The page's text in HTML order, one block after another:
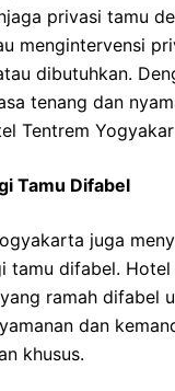
privasi tamu
mengintervensi
dibutuhkan.
tenang dan
Tentrem
Tamu Difabel
juga
tamu difabel.
ramah difabel
dan
khusus.